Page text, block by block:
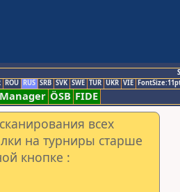
ROU RUS SRB SVK SWE TUR UKR VIE
ÖSB FIDE
всех
на турниры старше
кнопке :